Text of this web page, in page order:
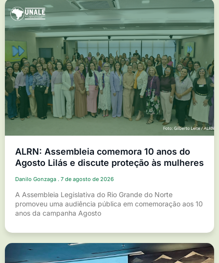
ALRN: Assembleia comemora 10 anos do
Agosto Lilás e discute proteção às mulheres
Danilo Gonzaga 7 de agosto de 2026
A Assembleia Legislativa do Rio Grande do Norte
promoveu uma audiência pública em comemoração aos 10
anos da campanha Agosto